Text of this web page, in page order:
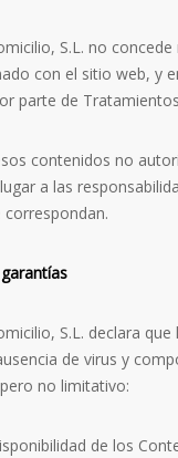
S.L. no
con el sitio web, y
parte de
contenidos no
a las
S.L. declara
de virus y
no limitativo:
de los